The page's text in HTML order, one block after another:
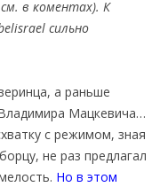
в коментах). К
сильно
а раньше
Мацкевича…
с режимом, зная
не раз предлагал
Но в этом